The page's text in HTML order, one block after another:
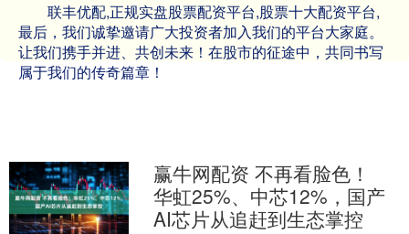
联丰优配,正规实盘股票配资平台,股票十大配资平台,
最后，我们诚挚邀请广大投资者加入我们的平台大家庭。
让我们携手并进、共创未来！在股市的征途中，共同书写
属于我们的传奇篇章！
赢牛网配资 不再看脸色！
华虹25%、中芯12%，国产
AI芯片从追赶到生态掌控